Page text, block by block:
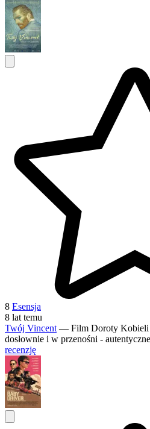
8 Esensja
8 lat temu
Twój Vincent — Film Doroty Kobieli
dosłownie i w przenośni -
recenzję